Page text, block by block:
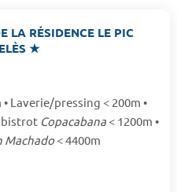
LA RÉSIDENCE LE PIC
★
• Laverie/pressing < 200m •
bistrot Copacabana < 1200m •
Machado< 4400m